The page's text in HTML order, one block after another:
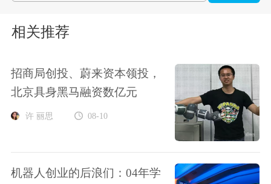
相关推荐
招商局创投、蔚来资本领投，
北京具身黑马融资数亿元
许 丽思 08-10
机器人创业的后浪们：04年学